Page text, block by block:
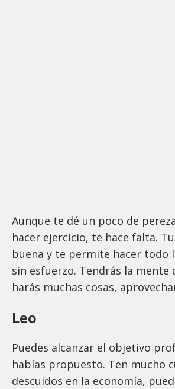
Aunque te dé un poco de
hacer ejercicio, te hace falta.
buena y te permite hacer todo
sin esfuerzo. Tendrás la mente
harás muchas cosas,
Leo
Puedes alcanzar el objetivo
habías propuesto. Ten mucho
descuidos en la economía,